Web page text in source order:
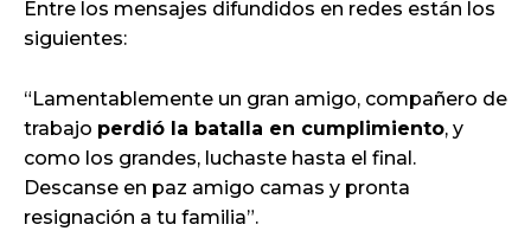
Entre los mensajes difundidos en redes están los
siguientes:
“Lamentablemente un gran amigo, compañero de
trabajo perdió la batalla en cumplimiento, y
como los grandes, luchaste hasta el final.
Descanse en paz amigo camas y pronta
resignación a tu familia”.